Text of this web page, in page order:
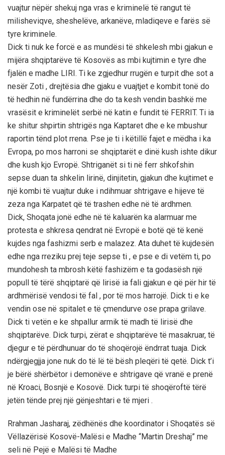
vuajtur nëpër shekuj nga vras e kriminelë të rangut të
milisheviqve, sheshelëve, arkanëve, mladiqeve e farës së
tyre kriminele.
Dick ti nuk ke forcë e as mundësi të shkelesh mbi gjakun e
mijëra shqiptarëve të Kosovës as mbi kujtimin e tyre dhe
fjalën e madhe LIRI. Ti ke zgjedhur rrugën e turpit dhe sot a
nesër Zoti , drejtësia dhe gjaku e vuajtjet e kombit tonë do
të hedhin në fundërrina dhe do ta kesh vendin bashkë me
vrasësit e kriminelët serbë në katin e fundit të FERRIT. Ti ia
ke shitur shpirtin shtrigës nga Kaptaret dhe e ke mbushur
raportin tënd plot rrena. Pse je ti i këtillë fajet e mëdha i ka
Evropa, po mos harroni se shqiptarët e dinë kush ishte dikur
dhe kush kjo Evropë. Shtriganët si ti në ferr shkofshin
sepse duan ta shkelin lirinë, dinjitetin, gjakun dhe kujtimet e
një kombi të vuajtur duke i ndihmuar shtrigave e hijeve të
zeza nga Karpatet që të trashen edhe në të ardhmen.
Dick, Shoqata jonë edhe në të kaluarën ka alarmuar me
protesta e shkresa qendrat në Evropë e botë që të kenë
kujdes nga fashizmi serb e malazez. Ata duhet të kujdesën
edhe nga rreziku prej teje sepse ti , e pse e di vetëm ti, po
mundohesh ta mbrosh këtë fashizëm e ta godasësh një
popull të tërë shqiptarë që lirisë ia fali gjakun e që për hir të
ardhmërisë vendosi të fal , por të mos harrojë. Dick ti e ke
vendin ose në spitalet e të çmendurve ose prapa grilave.
Dick ti vetën e ke shpallur armik të madh të lirisë dhe
shqiptarëve. Dick turpi, zërat e shqiptarëve të masakruar, të
djegur e të përdhunuar do të shoqërojë ëndrrat tuaja. Dick
ndërgjegjja jone nuk do të lë të bësh pleqëri të qetë. Dick t’i
je bërë shërbëtor i demonëve e shtrigave që vranë e prenë
në Kroaci, Bosnjë e Kosovë. Dick turpi të shoqëroftë tërë
jetën tënde prej një gënjeshtari e të mjeri .
Rrahman Jasharaj, zëdhënës dhe koordinator i Shoqatës së
Vëllazërisë Kosovë-Malësi e Madhe “Martin Dreshaj” me
seli në Pejë e Malësi të Madhe